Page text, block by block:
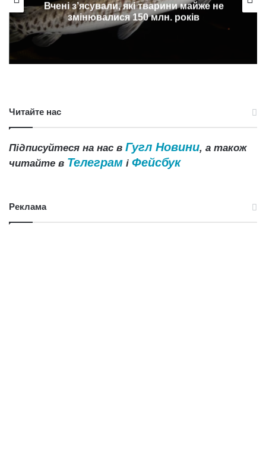
Вчені з’ясували, які тварини майже не
змінювалися 150 млн. років
Читайте нас
Підписуйтеся на нас в Гугл Новини, а також
читайте в Телеграм і Фейсбук
Реклама